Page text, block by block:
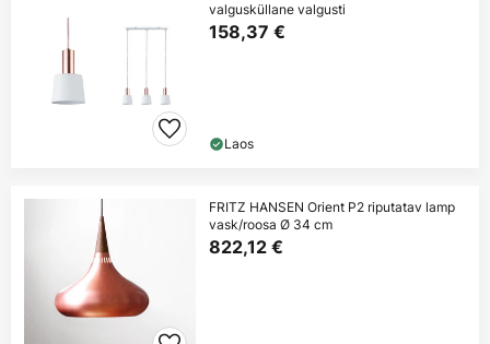
valgusküllane valgusti
158,37 €
Laos
FRITZ HANSEN Orient P2 riputatav lamp
vask/roosa Ø 34 cm
822,12 €